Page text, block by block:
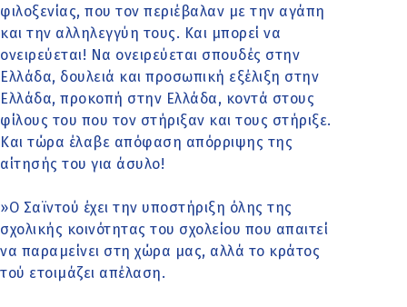
φιλοξενίας, που τον περιέβαλαν με την αγάπη
και την αλληλεγγύη τους. Και μπορεί να
ονειρεύεται! Να ονειρεύεται σπουδές στην
Ελλάδα, δουλειά και προσωπική εξέλιξη στην
Ελλάδα, προκοπή στην Ελλάδα, κοντά στους
φίλους του που τον στήριξαν και τους στήριξε.
Και τώρα έλαβε απόφαση απόρριψης της
αίτησής του για άσυλο!
»Ο Σαϊντού έχει την υποστήριξη όλης της
σχολικής κοινότητας του σχολείου που απαιτεί
να παραμείνει στη χώρα μας, αλλά το κράτος
τού ετοιμάζει απέλαση.